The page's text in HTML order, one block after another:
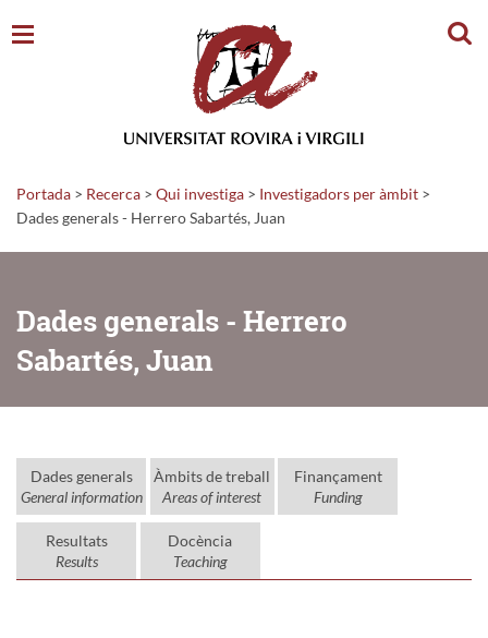
Portada > Recerca > Qui investiga > Investigadors per àmbit >
Dades generals - Herrero Sabartés, Juan
Dades generals - Herrero
Sabartés, Juan
Dades generals
General information
Àmbits de treball
Areas of interest
Finançament
Funding
Resultats
Results
Docència
Teaching